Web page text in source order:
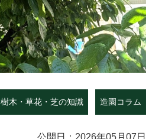
樹木・草花・芝の知識 造園コラム
公開日：2026年05月07日